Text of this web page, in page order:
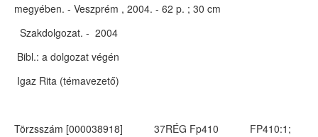
megyében. - Veszprém , 2004. - 62 p. ; 30 cm
Szakdolgozat. - 2004
Bibl.: a dolgozat végén
Igaz Rita (témavezető)
Törzsszám [000038918] 37RÉG Fp410 FP410:1;